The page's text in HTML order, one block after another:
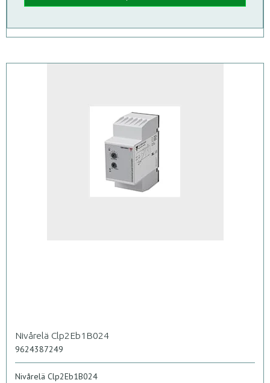
Nivårelä Clp2Eb1B024
9624387249
Nivårelä Clp2Eb1B024